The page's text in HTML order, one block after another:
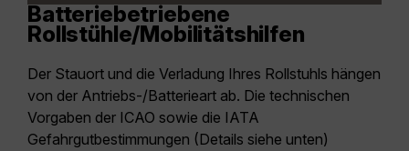
Batteriebetriebene
Rollstühle/Mobilitätshilfen
Der Stauort und die Verladung Ihres Rollstuhls hängen
von der Antriebs-/Batterieart ab. Die technischen
Vorgaben der ICAO sowie die IATA
Gefahrgutbestimmungen (Details siehe unten)